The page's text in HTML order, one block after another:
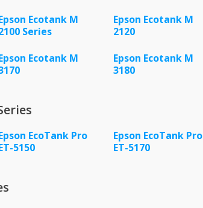
Ecotank M
Series
Epson Ecotank M
2120
Ecotank M
Epson Ecotank M
3180
EcoTank Pro
5150
Epson EcoTank Pro
ET-5170